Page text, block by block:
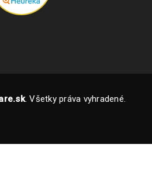
. Všetky práva vyhradené.